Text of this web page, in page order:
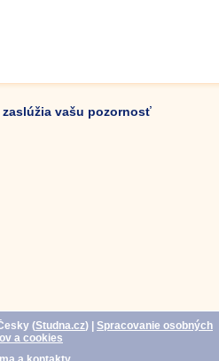
zaslúžia vašu pozornosť
(Studna.cz)
Spracovanie osobných
a cookies